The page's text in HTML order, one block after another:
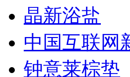
晶新浴盐
中国互联网
钟意莱棕垫